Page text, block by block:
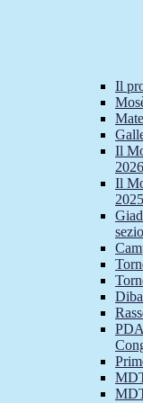
Il
Il
2026
Il
2025